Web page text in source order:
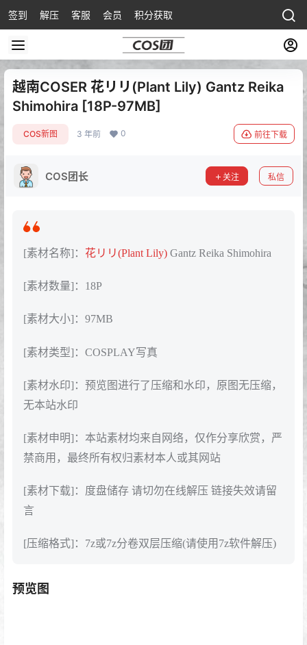
签到 解压 客服 会员 积分获取
越南COSER 花リリ(Plant Lily) Gantz Reika
Shimohira [18P-97MB]
COS新图 3 年前 0 前往下载
COS团长 关注 私信
[素材名称]： 花リリ(Plant Lily) Gantz Reika Shimohira
[素材数量]：18P
[素材大小]：97MB
[素材类型]：COSPLAY写真
[素材水印]：预览图进行了压缩和水印，原图无压缩，
无本站水印
[素材申明]：本站素材均来自网络，仅作分享欣赏，严
禁商用，最终所有权归素材本人或其网站
[素材下载]：度盘储存 请切勿在线解压 链接失效请留
言
[压缩格式]：7z或7z分卷双层压缩(请使用7z软件解压)
预览图